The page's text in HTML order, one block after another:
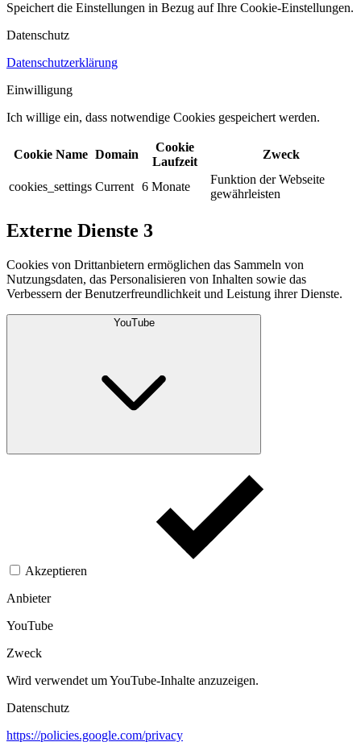
Speichert die Einstellungen in Bezug auf Ihre Cookie-Einstellungen.​
Datenschutz
Datenschutzerklärung
Einwilligung
Ich willige ein, dass notwendige Cookies gespeichert werden.​
Cookie Name Domain
Cookie
Laufzeit
Zweck
cookies_settings Current 6 Monate
Funktion der Webseite
gewährleisten
Externe Dienste 3
Cookies von Drittanbietern ermöglichen das Sammeln von
Nutzungsdaten, das Personalisieren von Inhalten sowie das
Verbessern der Benutzerfreundlichkeit und Leistung ihrer Dienste.
YouTube
Akzeptieren
Anbieter
YouTube
Zweck
Wird verwendet um YouTube-Inhalte anzuzeigen.​
Datenschutz
https://policies.google.com/privacy